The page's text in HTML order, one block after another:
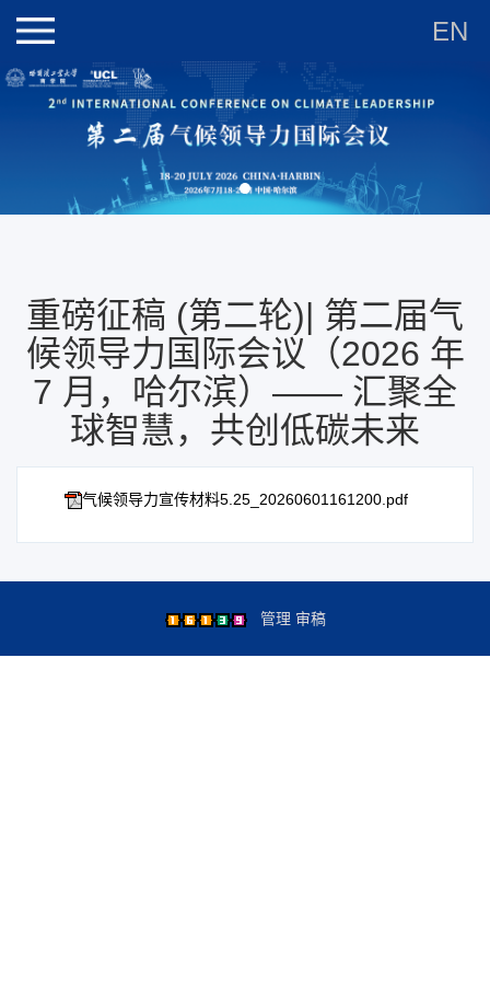
EN
重磅征稿 (第二轮)| 第二届气
候领导力国际会议（2026 年
7 月，哈尔滨）—— 汇聚全
球智慧，共创低碳未来
气候领导力宣传材料5.25_20260601161200.pdf
管理 审稿